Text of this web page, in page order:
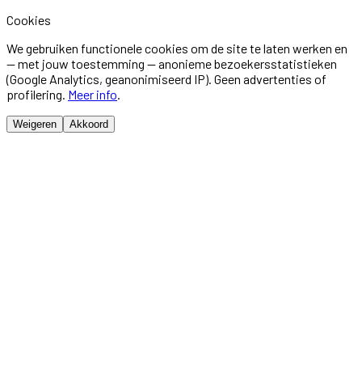
Cookies
We gebruiken functionele cookies om de site te laten werken en
— met jouw toestemming — anonieme bezoekersstatistieken
(Google Analytics, geanonimiseerd IP). Geen advertenties of
profilering. Meer info
Weigeren Akkoord